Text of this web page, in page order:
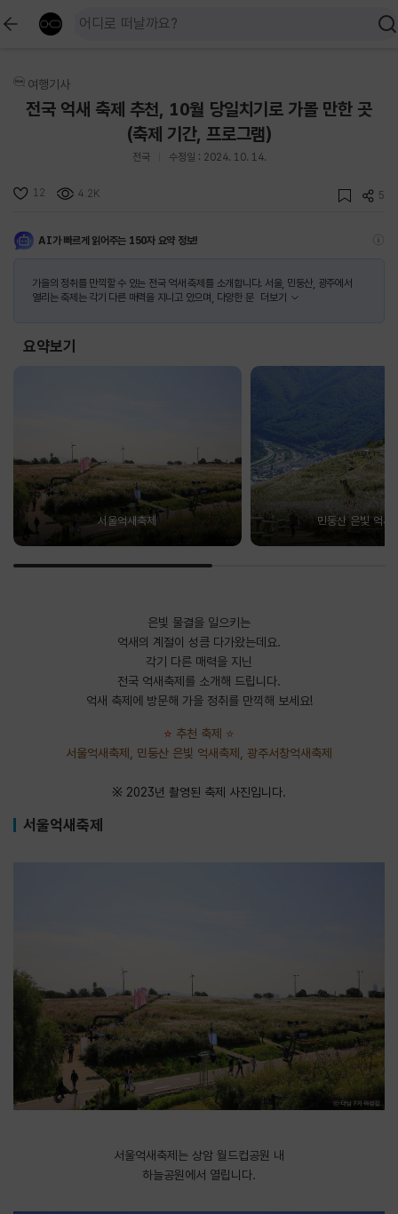
여행기사
전국 억새 축제 추천, 10월 당일치기로 가볼 만한 곳
(축제 기간, 프로그램)
전국 수정일 : 2024. 10. 14.
12 4.2K 5
AI가 빠르게 읽어주는 150자 요약 정보!
가을의 정취를 만끽할 수 있는 전국 억새 축제를 소개합니다. 서울, 민둥산, 광주에서
열리는 축제는 각기 다른 매력을 지니고 있으며, 다양한 문
더보기
요약보기
서울억새축제 민둥산 은빛 억새
은빛 물결을 일으키는
억새의 계절이 성큼 다가왔는데요.
각기 다른 매력을 지닌
전국 억새축제를 소개해 드립니다.
억새 축제에 방문해 가을 정취를 만끽해 보세요!
⭐ 추천 축제 ⭐
서울억새축제, 민둥산 은빛 억새축제, 광주서창억새축제
※ 2023년 촬영된 축제 사진입니다.
서울억새축제
서울억새축제는 상암 월드컵공원 내
하늘공원에서 열립니다.